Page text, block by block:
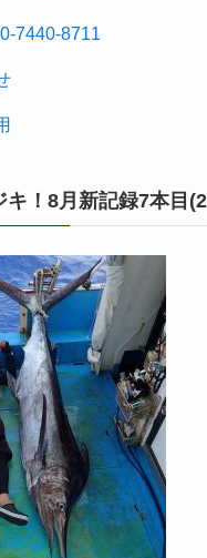
7440-8711
キ！8月新記録7本目